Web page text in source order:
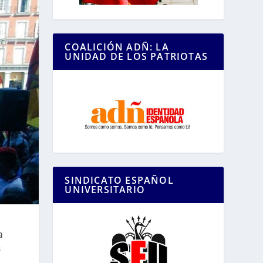
COALICIÓN ADÑ: LA
UNIDAD DE LOS PATRIOTAS
SINDICATO ESPAÑOL
UNIVERSITARIO